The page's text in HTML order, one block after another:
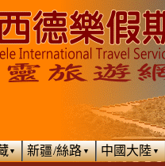
▼ 新疆/絲路▼ 中國大陸▼